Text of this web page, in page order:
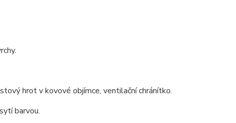
hrot v kovové objímce, ventilační chránítko.
barvou.